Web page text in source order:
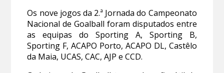
Os nove jogos da 2.ª Jornada do Campeonato
Nacional de Goalball foram disputados entre
as equipas do Sporting A, Sporting B,
Sporting F, ACAPO Porto, ACAPO DL, Castêlo
da Maia, UCAS, CAC, AJP e CCD.